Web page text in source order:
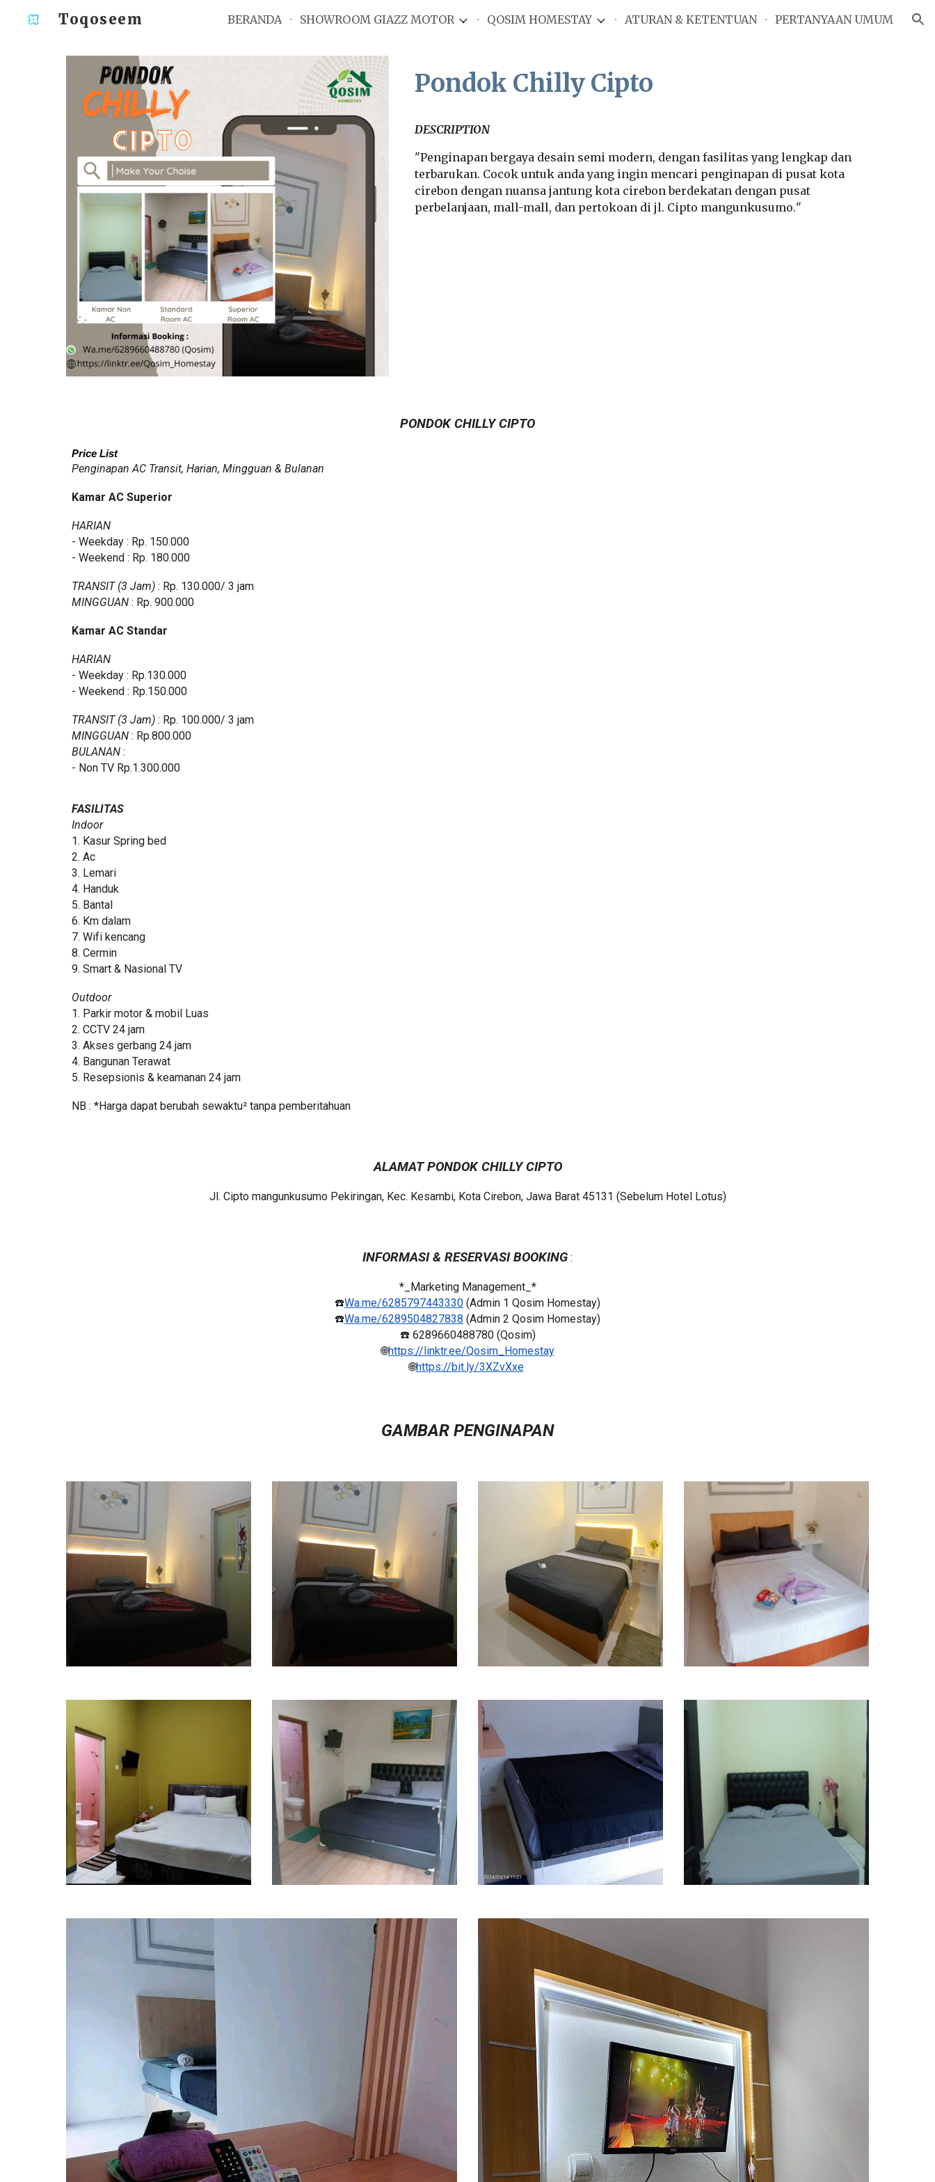
Skip to main content Skip to navigation
Toqoseem BERANDA SHOWROOM GIAZZ MOTOR QOSIM HOMESTAY ATURAN & KETENTUAN PERTANYAAN UMUM
Pondok Chilly Cipto
DESCRIPTION
"Penginapan bergaya desain semi modern, dengan fasilitas yang lengkap dan
terbarukan. Cocok untuk anda yang ingin mencari penginapan di pusat kota
cirebon dengan nuansajantung kota cirebon berdekatan dengan pusat
perbelanjaan, mall-mall, dan pertokoan di jl. Cipto mangunkusumo."
PONDOK CHILLY CIPTO
Price List
Penginapan AC Transit, Harian, Mingguan & Bulanan
Kamar AC Superior
HARIAN
- Weekday : Rp. 150.000
- Weekend : Rp. 180.000
TRANSIT (3 Jam): Rp. 130.000/ 3 jam
MINGGUAN: Rp. 900.000
Kamar AC Standar
HARIAN
- Weekday : Rp.130.000
- Weekend : Rp.150.000
TRANSIT (3 Jam): Rp. 100.000/ 3 jam
MINGGUAN : Rp.800.000
BULANAN:
- Non TV Rp.1.300.000
FASILITAS
Indoor
1. Kasur Spring bed
2. Ac
3. Lemari
4. Handuk
5. Bantal
6. Km dalam
7. Wifi kencang
8. Cermin
9. Smart & Nasional TV
Outdoor
1. Parkir motor & mobil Luas
2. CCTV 24 jam
3. Akses gerbang 24 jam
4. Bangunan Terawat
5. Resepsionis & keamanan 24 jam
NB : *Harga dapat berubah sewaktu² tanpa pemberitahuan
ALAMAT PONDOKCHILLY CIPTO
Jl. Cipto mangunkusumo Pekiringan, Kec. Kesambi, Kota Cirebon, Jawa Barat 45131 (Sebelum Hotel Lotus)
INFORMASI & RESERVASI BOOKING :
*_Marketing Management_*
☎️Wa.me/6285797443330 (Admin 1 Qosim Homestay)
☎️Wa.me/6289504827838 (Admin 2 Qosim Homestay)
☎️ 6289660488780 (Qosim)
🌐https://linktr.ee/Qosim_Homestay
🌐https://bit.ly/3XZvXxe
GAMBAR PENGINAPAN